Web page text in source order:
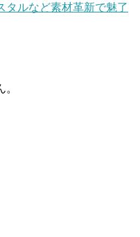
タルなど素材革新で魅了